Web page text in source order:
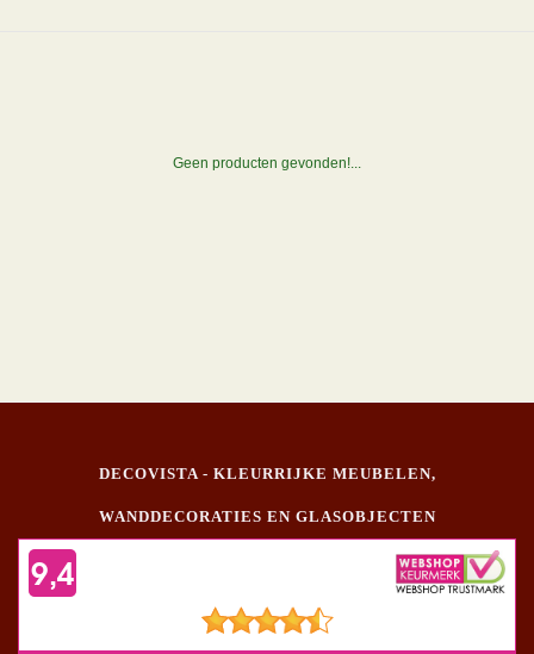
Geen producten gevonden!...
DECOVISTA - KLEURRIJKE MEUBELEN,
WANDDECORATIES EN GLASOBJECTEN